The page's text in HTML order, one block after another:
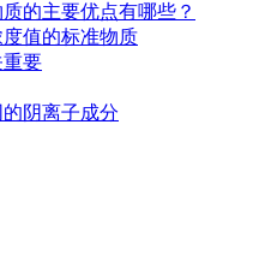
的主要优点有哪些？
值的标准物质
要
阴离子成分